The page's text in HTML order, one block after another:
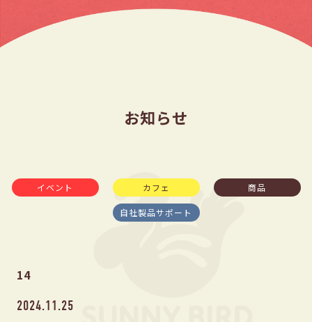
お知らせ
イベント カフェ 商品
自社製品サポート
14
2024.11.25